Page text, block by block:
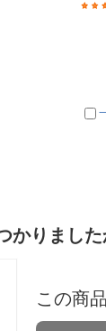
かりました
この商